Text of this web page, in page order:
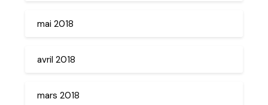
mai 2018
avril 2018
mars 2018